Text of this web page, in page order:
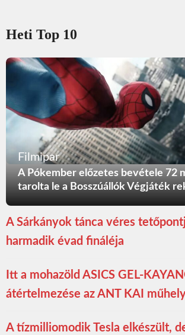
Heti Top 10
Filmipar
A Pókember előzetes bevétele 72
tarolta le a Bosszúállók Végjáték
A Sárkányok tánca véres
harmadik évad fináléja
Itt a mohazöld ASICS GEL-
átértelmezése az ANT KAI
A tízmilliomodik Tesla elkészült,